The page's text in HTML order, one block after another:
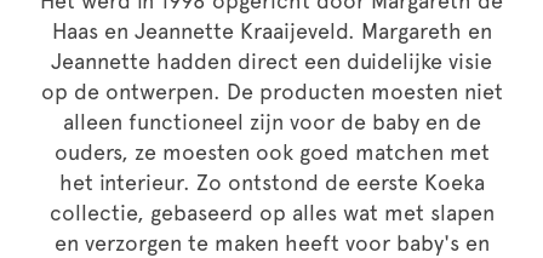
Haas en Jeannette Kraaijeveld. Margareth en
Jeannette hadden direct een duidelijke visie
op de ontwerpen. De producten moesten niet
alleen functioneel zijn voor de baby en de
ouders, ze moesten ook goed matchen met
het interieur. Zo ontstond de eerste Koeka
collectie, gebaseerd op alles wat met slapen
en verzorgen te maken heeft voor baby's en